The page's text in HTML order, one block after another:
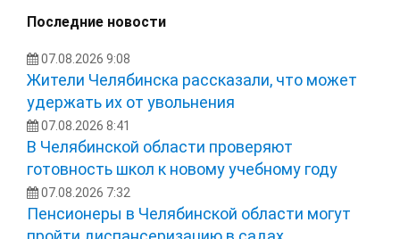
Последние новости
07.08.2026 9:08
Жители Челябинска рассказали, что может
удержать их от увольнения
07.08.2026 8:41
В Челябинской области проверяют
готовность школ к новому учебному году
07.08.2026 7:32
Пенсионеры в Челябинской области могут